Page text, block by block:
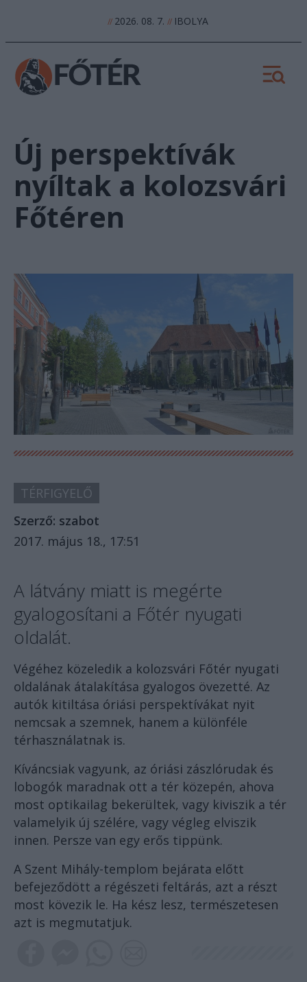
//2026. 08. 7. //IBOLYA
Új perspektívák
nyíltak a kolozsvári
Főtéren
TÉRFIGYELŐ
Szerző: szabot
2017. május 18., 17:51
A látvány miatt is megérte
gyalogosítani a Főtér nyugati
oldalát.
Végéhez közeledik a kolozsvári Főtér nyugati
oldalának átalakítása gyalogos övezetté. Az
autók kitiltása óriási perspektívákat nyit
nemcsak a szemnek, hanem a különféle
térhasználatnak is.
Kíváncsiak vagyunk, az óriási zászlórudak és
lobogók maradnak ott a tér közepén, ahova
most optikailag bekerültek, vagy kiviszik a tér
valamelyik új szélére, vagy végleg elviszik
innen. Persze van egy erős tippünk.
A Szent Mihály-templom bejárata előtt
befejeződött a régészeti feltárás, azt a részt
most kövezik le. Ha kész lesz, természetesen
azt is megmutatjuk.